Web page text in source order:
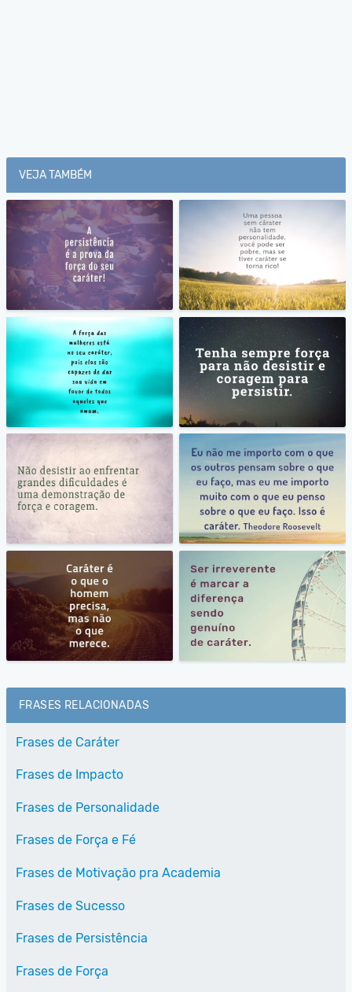
VEJA TAMBÉM
FRASES RELACIONADAS
Frases de Caráter
Frases de Impacto
Frases de Personalidade
Frases de Força e Fé
Frases de Motivação pra Academia
Frases de Sucesso
Frases de Persistência
Frases de Força